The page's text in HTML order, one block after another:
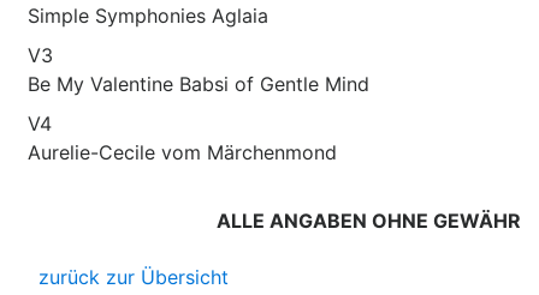
Simple Symphonies Aglaia
V3
Be My Valentine Babsi of Gentle Mind
V4
Aurelie-Cecile vom Märchenmond
ALLE ANGABEN OHNE GEWÄHR
zurück zur Übersicht